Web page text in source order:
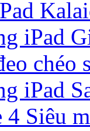
iPad
chéo
iPad
Siêu